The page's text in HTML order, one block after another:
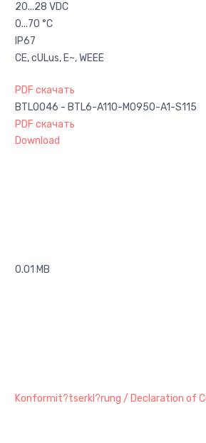
20...28 VDC
0...70 °C
IP67
CE, cULus, E~, WEEE
PDF скачать
BTL0046 - BTL6-A110-M0950-A1-S115
PDF скачать
Download
0.01 MB
Konformit?tserkl?rung / Declaration of